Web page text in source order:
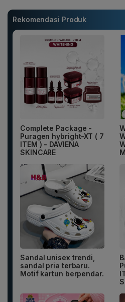
Rekomendasi Produk
Complete Package -
Puragen hybright-XT ( 7
ITEM ) - DAVIENA
SKINCARE
Sandal unisex trendi,
sandal pria terbaru.
Motif kartun berpendar.